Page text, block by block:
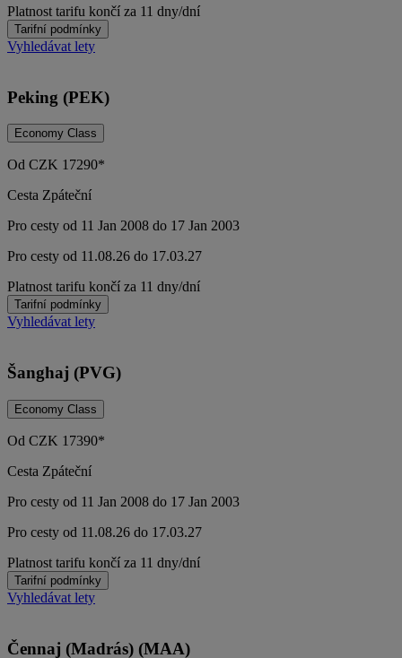
Platnost tarifu končí za 11 dny/dní
Tarifní podmínky
Vyhledávat lety
Peking (PEK)
Economy Class
Od CZK 17290*
Cesta Zpáteční
Pro cesty od 11 Jan 2008 do 17 Jan 2003
Pro cesty od 11.08.26 do 17.03.27
Platnost tarifu končí za 11 dny/dní
Tarifní podmínky
Vyhledávat lety
Šanghaj (PVG)
Economy Class
Od CZK 17390*
Cesta Zpáteční
Pro cesty od 11 Jan 2008 do 17 Jan 2003
Pro cesty od 11.08.26 do 17.03.27
Platnost tarifu končí za 11 dny/dní
Tarifní podmínky
Vyhledávat lety
Čennaj (Madrás) (MAA)